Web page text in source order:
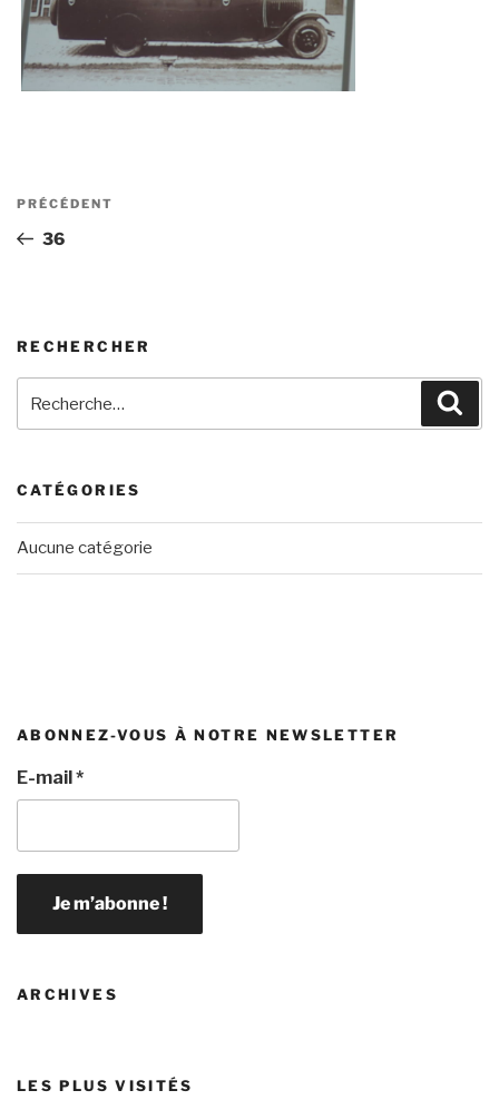
Navigation
l’article
Article
précédent
PRÉCÉDENT
36
RECHERCHER
pour
CATÉGORIES
Aucune catégorie
ABONNEZ-VOUS À NOTRE NEWSLETTER
E-mail *
ARCHIVES
LES PLUS VISITÉS